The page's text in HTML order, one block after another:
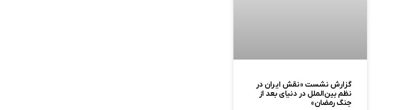
گزارش نشست «نقش ایران در
نظم بین‌الملل در دنیای بعد از
جنگ رمضان»